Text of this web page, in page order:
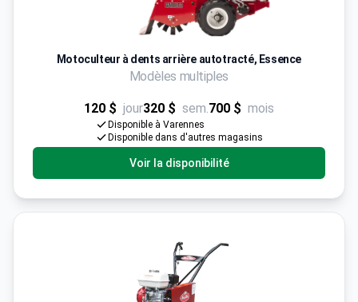
Motoculteur à dents arrière autotracté, Essence
Modèles multiples
120 $ jour320 $ sem.700 $ mois
Disponible à Varennes
Disponible dans d'autres magasins
Voir la disponibilité